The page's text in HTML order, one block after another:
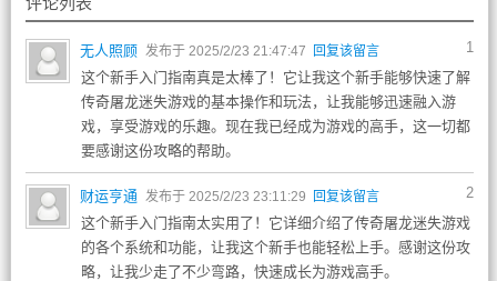
1
无人照顾 发布于 2025/2/23 21:47:47 回复该留言
这个新手入门指南真是太棒了！它让我这个新手能够快速了解
传奇屠龙迷失游戏的基本操作和玩法，让我能够迅速融入游
戏，享受游戏的乐趣。现在我已经成为游戏的高手，这一切都
要感谢这份攻略的帮助。
2
财运亨通 发布于 2025/2/23 23:11:29 回复该留言
这个新手入门指南太实用了！它详细介绍了传奇屠龙迷失游戏
的各个系统和功能，让我这个新手也能轻松上手。感谢这份攻
略，让我少走了不少弯路，快速成长为游戏高手。